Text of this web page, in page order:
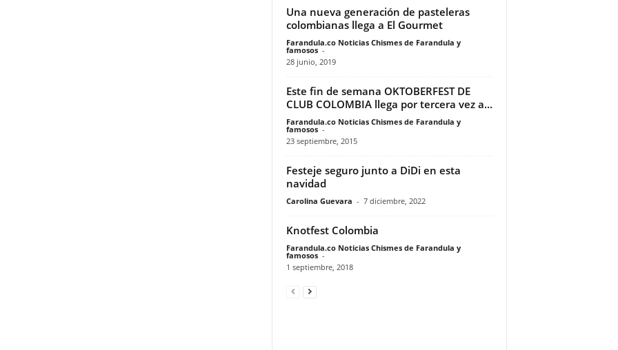
Una nueva generación de pasteleras
colombianas llega a El Gourmet
Farandula.co Noticias Chismes de Farandula y
famosos -
28 junio, 2019
Este fin de semana OKTOBERFEST DE
CLUB COLOMBIA llega por tercera vez a...
Farandula.co Noticias Chismes de Farandula y
famosos -
23 septiembre, 2015
Festeje seguro junto a DiDi en esta
navidad
Carolina Guevara - 7 diciembre, 2022
Knotfest Colombia
Farandula.co Noticias Chismes de Farandula y
famosos -
1 septiembre, 2018